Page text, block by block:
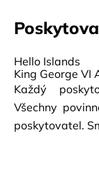
Hello Islands
King George VI
Každý
Všechny
poskytovatel.